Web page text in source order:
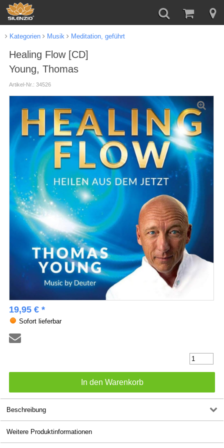
Kategorien Musik Meditation, geführt
Healing Flow [CD]
Young, Thomas
Artikel-Nr.: 34526
19,95 € *
Sofort lieferbar
Beschreibung
Weitere Produktinformationen